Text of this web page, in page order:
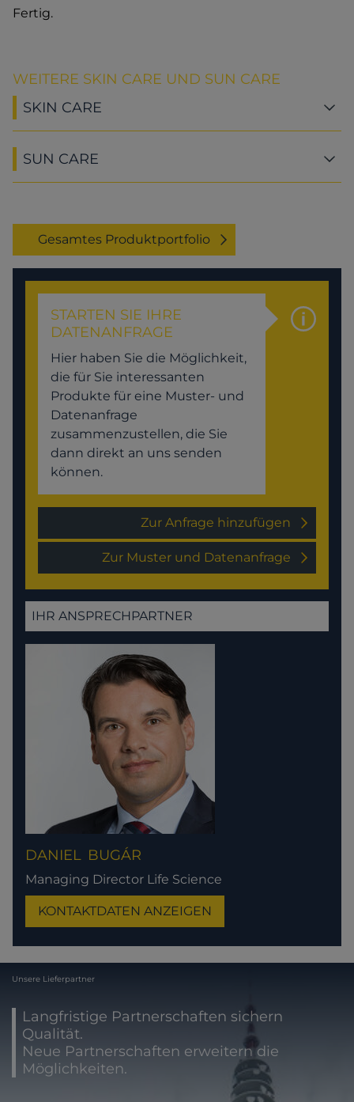
Fertig.
WEITERE SKIN CARE UND SUN CARE
SKIN CARE
SUN CARE
Gesamtes Produktportfolio
STARTEN SIE IHRE
DATENANFRAGE
Hier haben Sie die Möglichkeit,
die für Sie interessanten
Produkte für eine Muster- und
Datenanfrage
zusammenzustellen, die Sie
dann direkt an uns senden
können.
Zur Anfrage hinzufügen
Zur Muster und Datenanfrage
IHR ANSPRECHPARTNER
DANIEL BUGÁR
Managing Director Life Science
KONTAKTDATEN ANZEIGEN
Unsere Lieferpartner
Langfristige Partnerschaften sichern
Qualität.
Neue Partnerschaften erweitern die
Möglichkeiten.